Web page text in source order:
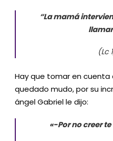
“La mamá
(Lc
Hay que tomar en cuenta
quedado mudo, por su
ángel Gabriel le dijo:
«-Por no creer